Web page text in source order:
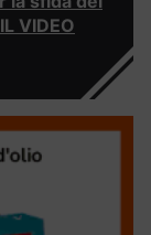
VIDEO